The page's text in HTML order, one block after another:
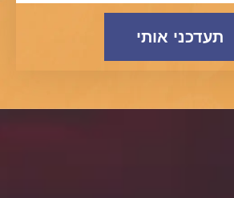
תעדכני אותי